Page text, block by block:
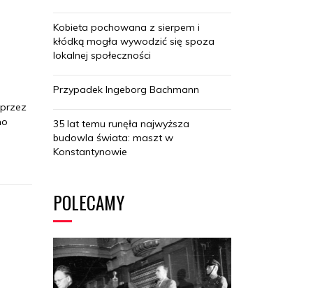
Kobieta pochowana z sierpem i
kłódką mogła wywodzić się spoza
lokalnej społeczności
Przypadek Ingeborg Bachmann
35 lat temu runęła najwyższa
budowla świata: maszt w
Konstantynowie
POLECAMY